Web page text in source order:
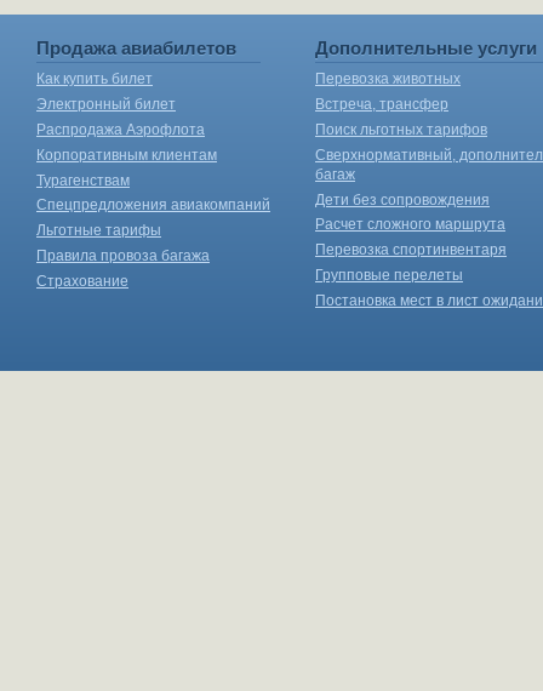
Продажа авиабилетов
Как купить билет
Электронный билет
Распродажа Аэрофлота
Корпоративным клиентам
Турагенствам
Спецпредложения авиакомпаний
Льготные тарифы
Правила провоза багажа
Страхование
Дополнительные услуги
Перевозка животных
Встреча, трансфер
Поиск льготных тарифов
Сверхнормативный,
багаж
Дети без сопровождения
Расчет сложного маршрута
Перевозка спортинвентаря
Групповые перелеты
Постановка мест в лист